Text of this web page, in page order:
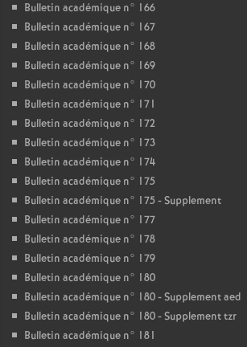
Bulletin académique n° 166
Bulletin académique n° 167
Bulletin académique n° 168
Bulletin académique n° 169
Bulletin académique n° 170
Bulletin académique n° 171
Bulletin académique n° 172
Bulletin académique n° 173
Bulletin académique n° 174
Bulletin académique n° 175
Bulletin académique n° 175 - Supplement
Bulletin académique n° 177
Bulletin académique n° 178
Bulletin académique n° 179
Bulletin académique n° 180
Bulletin académique n° 180 - Supplement aed
Bulletin académique n° 180 - Supplement tzr
Bulletin académique n° 181